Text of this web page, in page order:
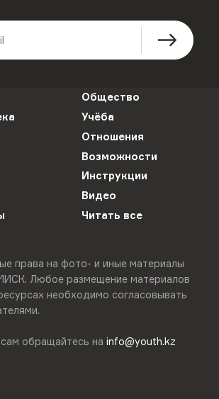
Общество
Учёба
Отношения
Возможности
Инструкции
Видео
Читать все
права на фото- и иные материалы
Любое размещение материалов
необходимо согласовывать
обращайтесь на info@youth.kz